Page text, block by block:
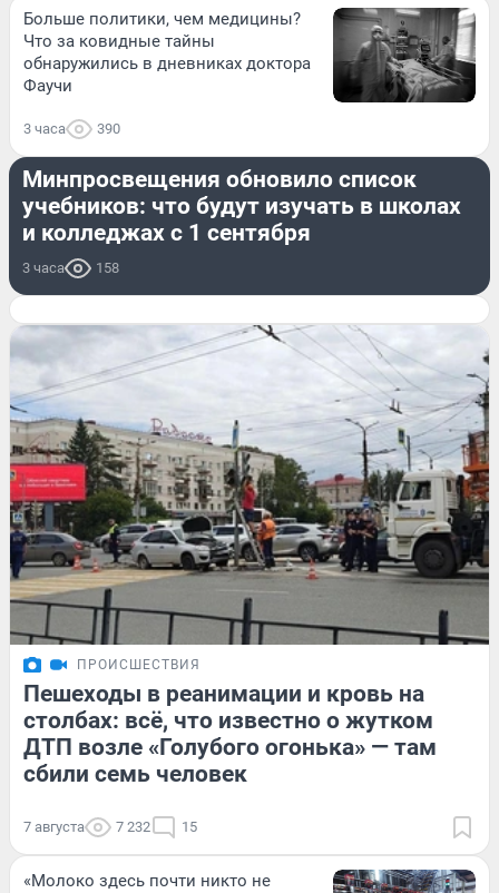
Больше политики, чем медицины?
Что за ковидные тайны
обнаружились в дневниках доктора
Фаучи
3 часа 390
ОБРАЗОВАНИЕ
Минпросвещения обновило список
учебников: что будут изучать в школах
и колледжах с 1 сентября
3 часа 158
ПРОИСШЕСТВИЯ
Пешеходы в реанимации и кровь на
столбах: всё, что известно о жутком
ДТП возле «Голубого огонька» — там
сбили семь человек
7 августа 7 232 15
«Молоко здесь почти никто не